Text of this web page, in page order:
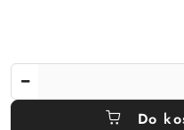
Do